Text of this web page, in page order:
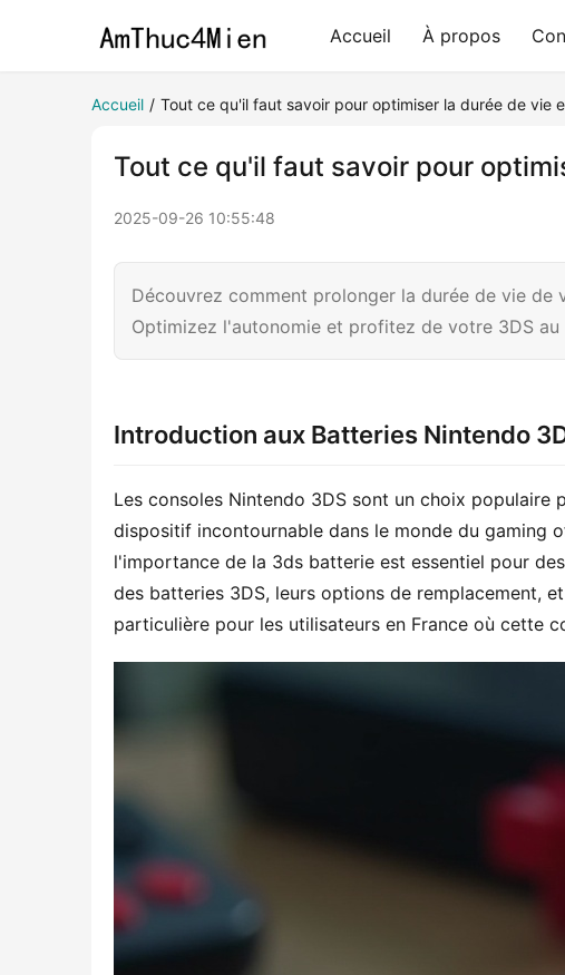
Accueil À propos
Accueil / Tout ce qu'il faut savoir pour optimiser la durée de vie
Tout ce qu'il faut savoir pour
2025-09-26 10:55:48
Découvrez comment prolonger la durée de vie
Optimizez l'autonomie et profitez de votre 3DS au
Introduction aux Batteries Nintendo
Les consoles Nintendo 3DS sont un choix
dispositif incontournable dans le monde du gaming
l'importance de la 3ds batterie est essentiel pour
des batteries 3DS, leurs options de remplacement,
particulière pour les utilisateurs en France où cette